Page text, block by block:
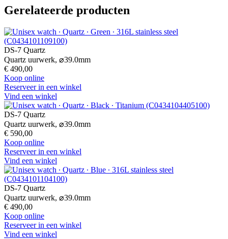
Gerelateerde producten
DS-7 Quartz
Quartz uurwerk, ⌀39.0mm
€ 490,00
Koop online
Reserveer in een winkel
Vind een winkel
DS-7 Quartz
Quartz uurwerk, ⌀39.0mm
€ 590,00
Koop online
Reserveer in een winkel
Vind een winkel
DS-7 Quartz
Quartz uurwerk, ⌀39.0mm
€ 490,00
Koop online
Reserveer in een winkel
Vind een winkel